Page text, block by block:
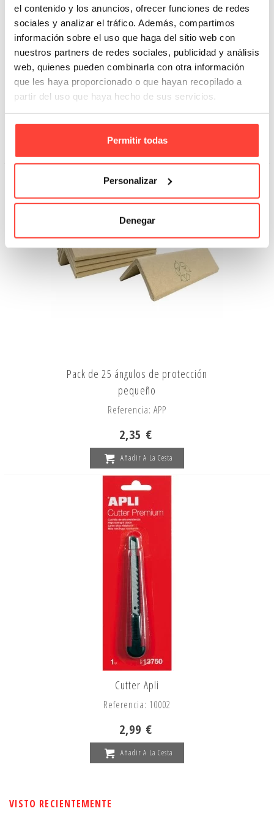
el contenido y los anuncios, ofrecer funciones de redes
sociales y analizar el tráfico. Además, compartimos
información sobre el uso que haga del sitio web con
nuestros partners de redes sociales, publicidad y análisis
web, quienes pueden combinarla con otra información
que les haya proporcionado o que hayan recopilado a
partir del uso que haya hecho de sus servicios.
Permitir todas
Personalizar
Denegar
Relleno protector Panal de Abeja
250m
81,81 € desde63,81 €
Añadir A La Cesta
Pack de 25 ángulos de protección
pequeño
Referencia: APP
2,35 €
Añadir A La Cesta
Cutter Apli
Referencia: 10002
2,99 €
Añadir A La Cesta
VISTO RECIENTEMENTE